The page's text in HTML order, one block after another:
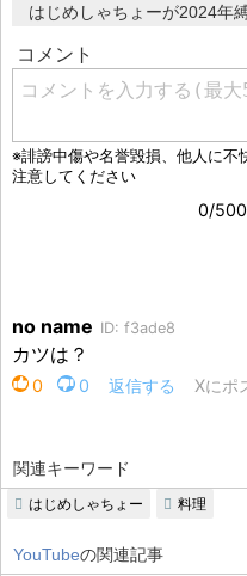
はじめしゃちょーが2024年
関連キーワード
はじめしゃちょー 料理
YouTubeの関連記事